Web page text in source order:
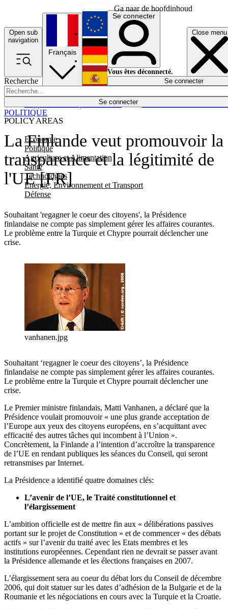
Ga naar de hoofdinhoud
Open sub
navigation
Close menu
Recherche
Se connecter
POLICY AREAS
Economie
Politique
Agriculture et Alimentation
Santé
Technologies
Energie, Environnement et Transport
Défense
Économie
Français
English
Deutsch
Español
Se connecter
Vous êtes déconnecté.
Se connecter
La Finlande veut promouvoir la
transparence et la légitimité de
l'UE [FR]
Souhaitant 'regagner le coeur des citoyens', la Présidence
finlandaise ne compte pas simplement gérer les affaires courantes.
Le problème entre la Turquie et Chypre pourrait déclencher une
crise.
POLITIQUE
vanhanen.jpg
Souhaitant ‘regagner le coeur des citoyens’, la Présidence
finlandaise ne compte pas simplement gérer les affaires courantes.
Le problème entre la Turquie et Chypre pourrait déclencher une
crise.
Le Premier ministre finlandais, Matti Vanhanen, a déclaré que la
Présidence voulait promouvoir « une plus grande acceptation de
l’Europe aux yeux des citoyens européens, en s’acquittant avec
efficacité des autres tâches qui incombent à l’Union ».
Concrètement, la Finlande a l’intention d’accroître la transparence
de l’UE en rendant publiques les séances du Conseil, qui seront
retransmises par Internet.
La Présidence a identifié quatre domaines clés:
L’avenir de l’UE, le Traité constitutionnel et
l’élargissement
L’ambition officielle est de mettre fin aux « délibérations passives
portant sur le projet de Constitution » et de commencer « des débats
actifs » sur l’avenir du traité avec les Etats membres et les
institutions européennes. Cependant rien ne devrait se passer avant
la Présidence allemande et les élections françaises en 2007.
L’élargissement sera au coeur du débat lors du Conseil de décembre
2006, qui doit statuer sur les dates d’adhésion de la Bulgarie et de la
Roumanie et les négociations en cours avec la Turquie et la Croatie.